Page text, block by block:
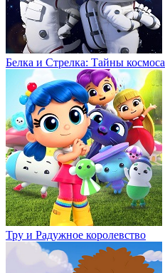
Белка и Стрелка: Тайны космоса
Тру и Радужное королевство